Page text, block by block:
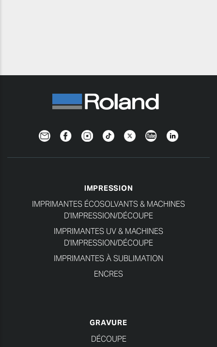
NewsletterFacebookInstagramTikTokTwitterYouTubeLinkedin
IMPRESSION
IMPRIMANTES ÉCOSOLVANTS & MACHINES
D'IMPRESSION/DÉCOUPE
IMPRIMANTES UV & MACHINES
D'IMPRESSION/DÉCOUPE
IMPRIMANTES À SUBLIMATION
ENCRES
GRAVURE
DÉCOUPE